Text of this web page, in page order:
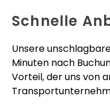
Schnelle
Unsere
Minuten nach
Vorteil, der uns von